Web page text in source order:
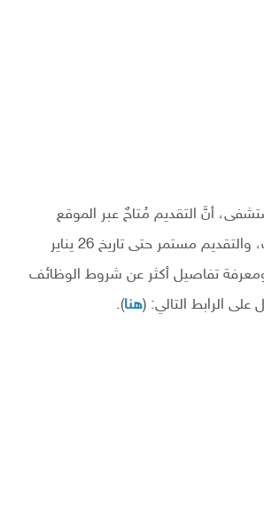
أنَّ التقديم مُتاحٌ عبر الموقع
الإلكتروني للتوظيف، والتقديم مستمر حتى تاريخ 26 يناير
ومعرفة تفاصيل أكثر عن شروط الوظائف
على الرابط التالي: (هنا).